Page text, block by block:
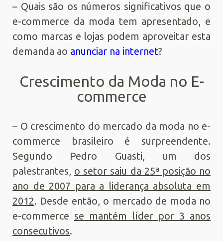
– Quais são os números significativos que o
e-commerce da moda tem apresentado, e
como marcas e lojas podem aproveitar esta
demanda ao anunciar na internet?
Crescimento da Moda no E-
commerce
– O crescimento do mercado da moda no e-
commerce brasileiro é surpreendente.
Segundo Pedro Guasti, um dos
palestrantes, o setor saiu da 25ª posição no
ano de 2007 para a liderança absoluta em
2012. Desde então, o mercado de moda no
e-commerce se mantém líder por 3 anos
consecutivos.